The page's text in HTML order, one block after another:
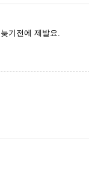
기전에 제발요.